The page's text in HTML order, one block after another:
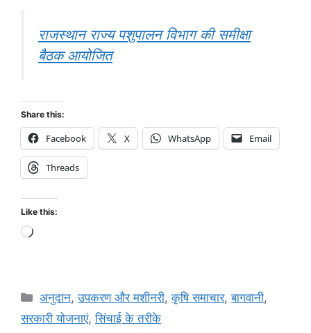
राजस्थान राज्य पशुपालन विभाग की समीक्षा
बैठक आयोजित
Share this:
Facebook X WhatsApp Email
Threads
Like this:
अनुदान,उपकरण और मशीनरी,कृषि समाचार,बागवानी,
सरकारी योजनाएं,सिंचाई के तरीके